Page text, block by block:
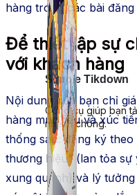
Simple Tikdown
Công cụ giúp bạn
nhanh chóng.
hàng trong các bài đăng
Để thiết lập sự
với khách hàng
Nội dung của bạn chỉ
hàng muc tiêu vàxúc
thống sau: đăng ký
thương hiệu” (lan tỏa sự
xung quanh) và lý